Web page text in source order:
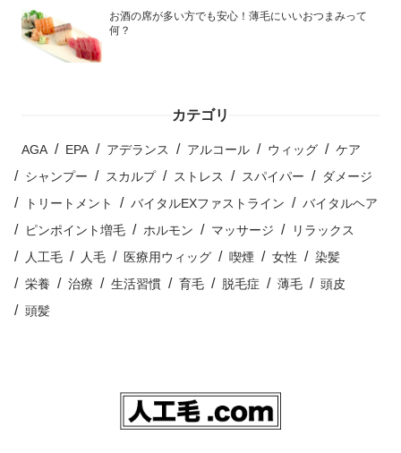
お酒の席が多い方でも安心！薄毛にいいおつまみって
何？
カテゴリ
AGA EPA アデランス アルコール ウィッグ
ケア
シャンプー
スカルプ ストレス スパイパー
ダメージ
トリートメント
バイタルEXファストライン
バイタルヘア
ピンポイント増毛
ホルモン マッサージ
リラックス
人工毛
人毛 医療用ウィッグ 喫煙 女性
染髪
栄養
治療 生活習慣 育毛 脱毛症 薄毛
頭皮
頭髪